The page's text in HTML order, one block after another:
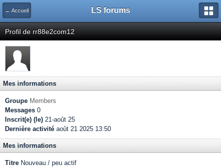
← Accueil LS forums
Profil de rr88e2com12
Mes informations
Groupe Members
Messages 0
Inscrit(e) (le) 21-août 25
Dernière activité août 21 2025 13:50
Mes informations
Titre Nouveau / peu actif